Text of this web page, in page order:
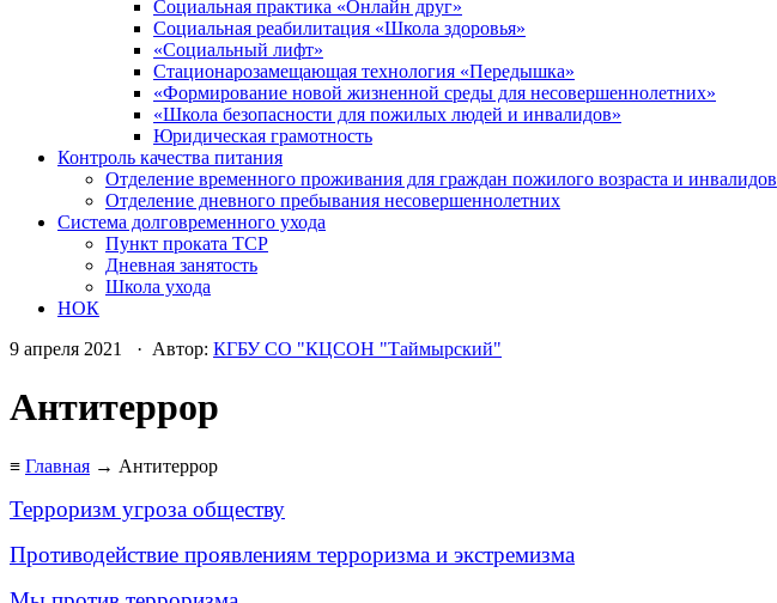
Социальная практика «Онлайн друг»
Социальная реабилитация «Школа здоровья»
«Социальный лифт»
Стационарозамещающая технология «Передышка»
«Формирование новой жизненной среды для несовершеннолетних»
«Школа безопасности для пожилых людей и инвалидов»
Юридическая грамотность
Контроль качества питания
Отделение временного проживания для граждан пожилого возраста и инвалидов
Отделение дневного пребывания несовершеннолетних
Система долговременного ухода
Пункт проката ТСР
Дневная занятость
Школа ухода
НОК
9 апреля 2021 · Автор: КГБУ СО "КЦСОН "Таймырский"
Антитеррор
≡ Главная → Антитеррор
Терроризм угроза обществу
Противодействие проявлениям терроризма и экстремизма